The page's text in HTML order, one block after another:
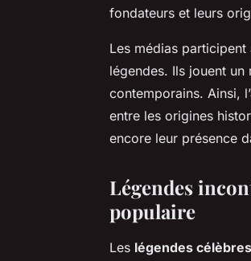
fondateurs et leurs
Les médias
légendes. Ils jouent
contemporains. Ainsi,
entre les origines
encore leur présence
Légendes
populaire
Les légendes célèbres